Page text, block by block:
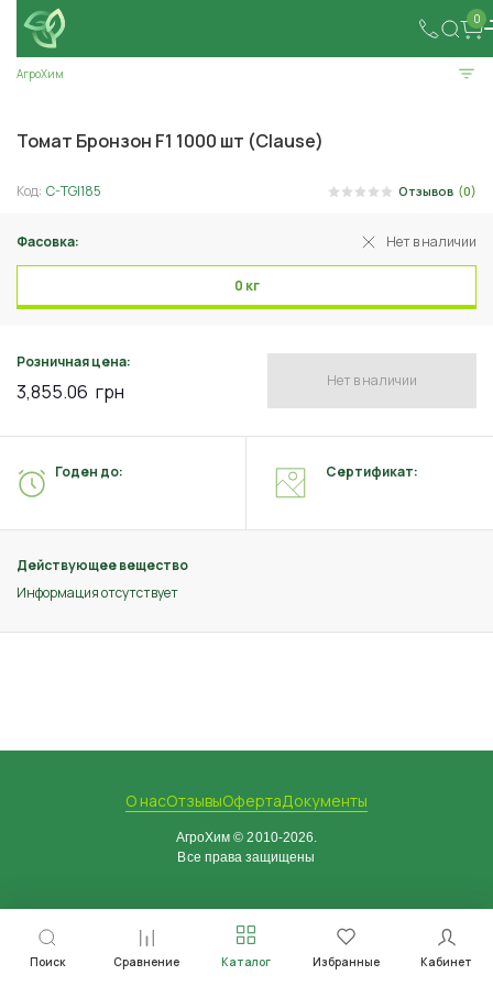
0
Поиск Сравнение Каталог Избранные Кабинет
АгроХим
Томат Бронзон F1 1000 шт (Clause)
Код: C-TGI185 Отзывов (0)
Фасовка: Нет в наличии
0 кг
Розничная цена:
3,855.06 грн Нет в наличии
Действующее вещество
Информация отсутствует
Годен до: Сертификат:
О насОтзывыОфертаДокументы
АгроХим © 2010-2026.
Все права защищены